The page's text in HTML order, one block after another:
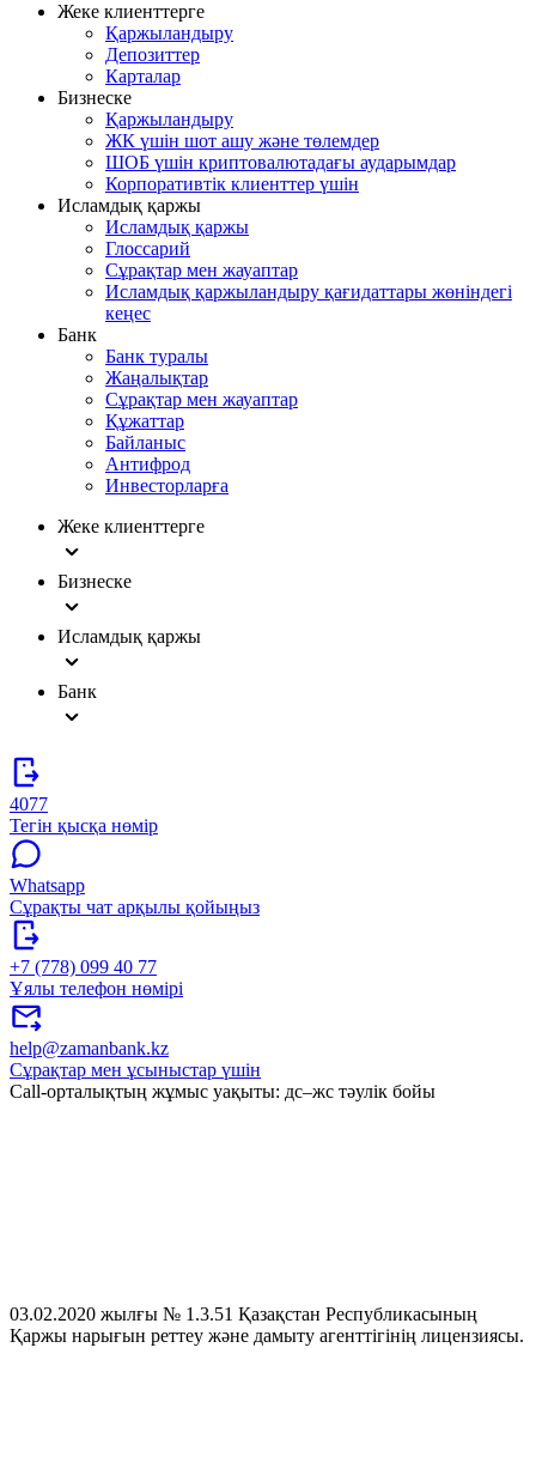
Жеке клиенттерге
Қаржыландыру
Депозиттер
Карталар
Бизнеске
Қаржыландыру
ЖК үшін шот ашу және төлемдер
ШОБ үшін криптовалютадағы аударымдар
Корпоративтік клиенттер үшін
Исламдық қаржы
Исламдық қаржы
Глоссарий
Сұрақтар мен жауаптар
Исламдық қаржыландыру қағидаттары жөніндегі
кеңес
Банк
Банк туралы
Жаңалықтар
Сұрақтар мен жауаптар
Құжаттар
Байланыс
Антифрод
Инвесторларға
Жеке клиенттерге
Бизнеске
Исламдық қаржы
Банк
4077
Тегін қысқа нөмір
Whatsapp
Сұрақты чат арқылы қойыңыз
+7 (778) 099 40 77
Ұялы телефон нөмірі
help@zamanbank.kz
Сұрақтар мен ұсыныстар үшін
Call-орталықтың жұмыс уақыты: дс–жс тәулік бойы
03.02.2020 жылғы № 1.3.51 Қазақстан Республикасының
Қаржы нарығын реттеу және дамыту агенттігінің лицензиясы.